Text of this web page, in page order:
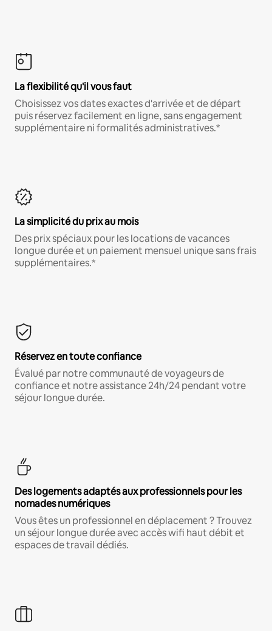
La flexibilité qu'il vous faut
Choisissez vos dates exactes d'arrivée et de départ
puis réservez facilement en ligne, sans engagement
supplémentaire ni formalités administratives.*
La simplicité du prix au mois
Des prix spéciaux pour les locations de vacances
longue durée et un paiement mensuel unique sans frais
supplémentaires.*
Réservez en toute confiance
Évalué par notre communauté de voyageurs de
confiance et notre assistance 24h/24 pendant votre
séjour longue durée.
Des logements adaptés aux professionnels pour les
nomades numériques
Vous êtes un professionnel en déplacement ? Trouvez
un séjour longue durée avec accès wifi haut débit et
espaces de travail dédiés.